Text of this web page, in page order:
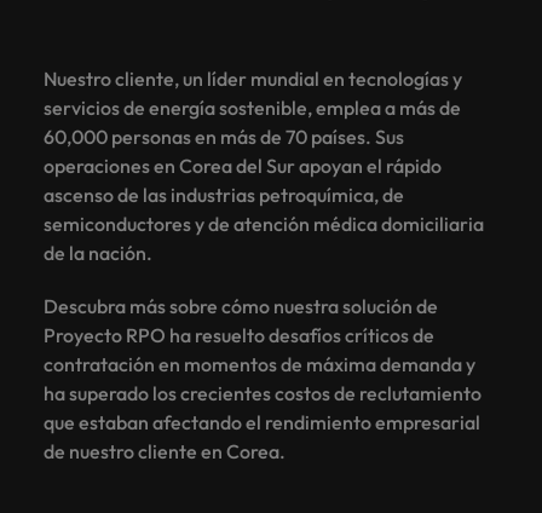
Nuestro cliente, un líder mundial en tecnologías y
servicios de energía sostenible, emplea a más de
60,000 personas en más de 70 países. Sus
operaciones en Corea del Sur apoyan el rápido
ascenso de las industrias petroquímica, de
semiconductores y de atención médica domiciliaria
de la nación.
Descubra más sobre cómo nuestra solución de
Proyecto RPO ha resuelto desafíos críticos de
contratación en momentos de máxima demanda y
ha superado los crecientes costos de reclutamiento
que estaban afectando el rendimiento empresarial
de nuestro cliente en Corea.